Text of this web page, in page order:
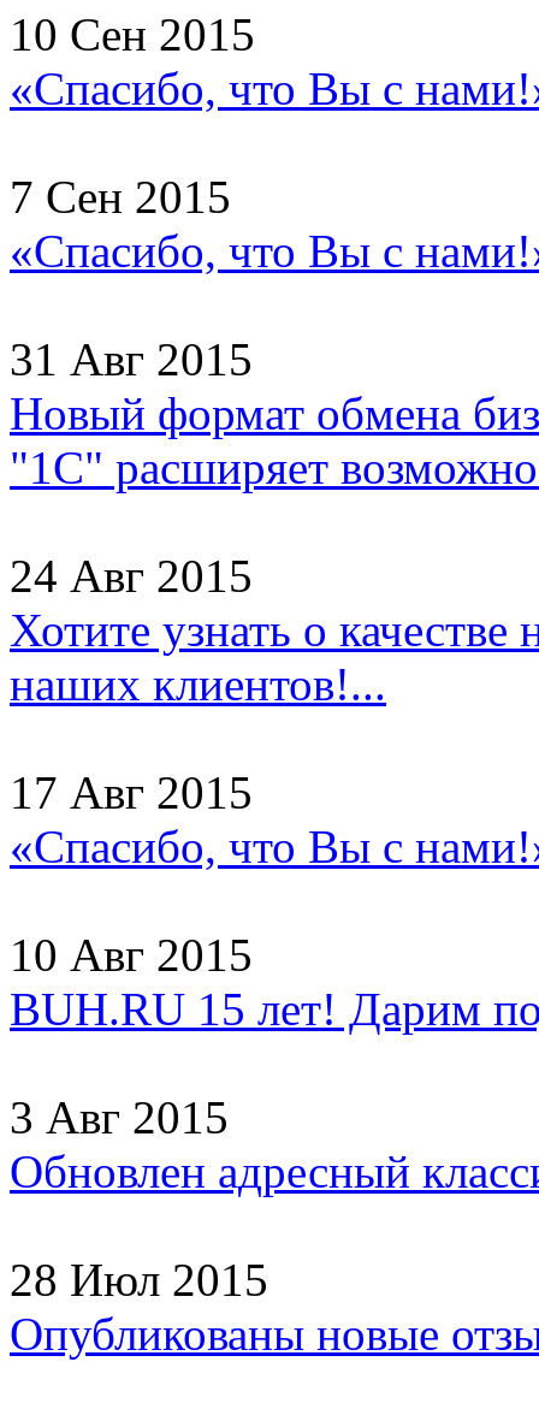
10 Сен 2015
«Спасибо, что Вы с
7 Сен 2015
«Спасибо, что Вы с
31 Авг 2015
Новый формат обмена
"1С" расширяет
24 Авг 2015
Хотите узнать о
наших клиентов!...
17 Авг 2015
«Спасибо, что Вы с
10 Авг 2015
BUH.RU 15 лет! Дарим
3 Авг 2015
Обновлен адресный
28 Июл 2015
Опубликованы новые